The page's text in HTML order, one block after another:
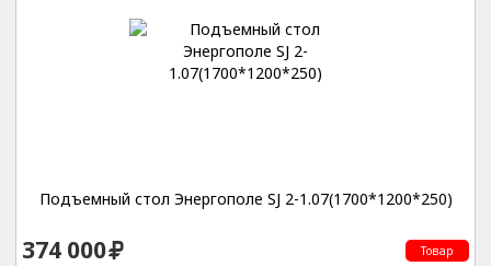
Подъемный стол Энергополе SJ 2-1.07(1700*1200*250)
374 000 Товар